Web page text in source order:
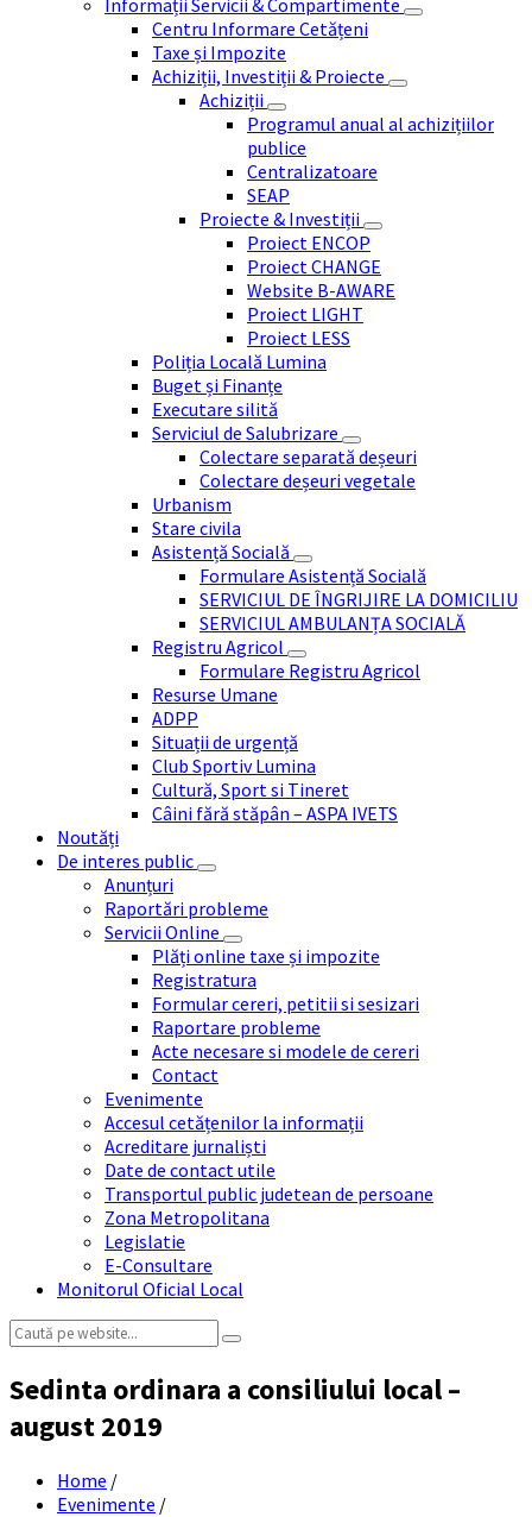
Informații Servicii & Compartimente
Centru Informare Cetățeni
Taxe și Impozite
Achiziții, Investiții & Proiecte
Achiziții
Programul anual al achizițiilor
publice
Centralizatoare
SEAP
Proiecte & Investiții
Proiect ENCOP
Proiect CHANGE
Website B-AWARE
Proiect LIGHT
Proiect LESS
Poliția Locală Lumina
Buget și Finanțe
Executare silită
Serviciul de Salubrizare
Colectare separată deșeuri
Colectare deșeuri vegetale
Urbanism
Stare civila
Asistență Socială
Formulare Asistență Socială
SERVICIUL DE ÎNGRIJIRE LA DOMICILIU
SERVICIUL AMBULANȚA SOCIALĂ
Registru Agricol
Formulare Registru Agricol
Resurse Umane
ADPP
Situații de urgență
Club Sportiv Lumina
Cultură, Sport si Tineret
Câini fără stăpân – ASPA IVETS
Noutăți
De interes public
Anunțuri
Raportări probleme
Servicii Online
Plăți online taxe și impozite
Registratura
Formular cereri, petitii si sesizari
Raportare probleme
Acte necesare si modele de cereri
Contact
Evenimente
Accesul cetățenilor la informații
Acreditare jurnaliști
Date de contact utile
Transportul public judetean de persoane
Zona Metropolitana
Legislatie
E-Consultare
Monitorul Oficial Local
Search:
Sedinta ordinara a consiliului local –
august 2019
Home /
Evenimente /